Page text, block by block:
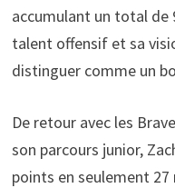
accumulant un total de
talent offensif et sa
distinguer comme un
De retour avec les
son parcours junior,
points en seulement